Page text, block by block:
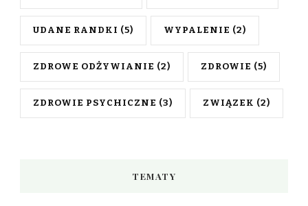
UDANE RANDKI (5) WYPALENIE (2)
ZDROWE ODŻYWIANIE (2) ZDROWIE (5)
ZDROWIE PSYCHICZNE (3) ZWIĄZEK (2)
TEMATY